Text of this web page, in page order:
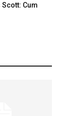
Cum